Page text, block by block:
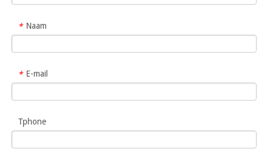
* Naam
* E-mail
Tphone